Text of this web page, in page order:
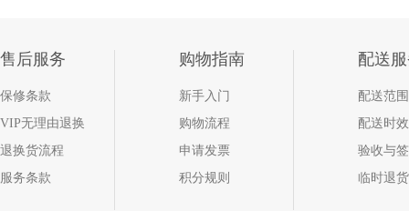
售后服务
保修条款
VIP无理由退换
退换货流程
服务条款
购物指南
新手入门
购物流程
申请发票
积分规则
配送
配送范围
配送时效
验收与
临时退货